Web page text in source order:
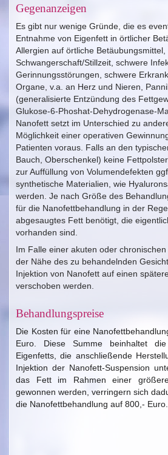
Gegenanzeigen
Es gibt nur wenige Gründe, die es
Entnahme von Eigenfett in örtlicher
Allergien auf örtliche Betäubungsmittel,
Schwangerschaft/Stillzeit, schwere
Gerinnungsstörungen, schwere
Organe, v.a. an Herz und Nieren,
(generalisierte Entzündung des
Glukose-6-Phoshat-Dehydrogenase-
Nanofett setzt im Unterschied zu
Möglichkeit einer operativen
Patienten voraus. Falls an den
Bauch, Oberschenkel) keine
zur Auffüllung von Volumendefekten
synthetische Materialien, wie
werden. Je nach Größe des
für die Nanofettbehandlung in der
abgesaugtes Fett benötigt, die
vorhanden sind.
Im Falle einer akuten oder
der Nähe des zu behandelnden
Injektion von Nanofett auf einen
verschoben werden.
Behandlungspreise
Die Kosten für eine
Euro. Diese Summe beinhaltet
Eigenfetts, die anschließende
Injektion der Nanofett-Suspension
das Fett im Rahmen einer
gewonnen werden, verringern sich
die Nanofettbehandlung auf 800,- Euro.